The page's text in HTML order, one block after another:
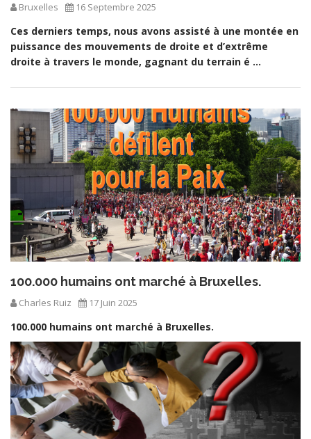
Bruxelles 16 Septembre 2025
Ces derniers temps, nous avons assisté à une montée en
puissance des mouvements de droite et d’extrême
droite à travers le monde, gagnant du terrain é ...
100.000 humains ont marché à Bruxelles.
Charles Ruiz 17 Juin 2025
100.000 humains ont marché à Bruxelles.